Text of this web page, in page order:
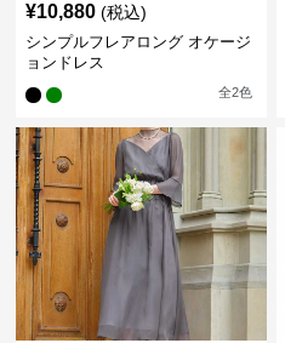
¥10,880 (税込)
シンプルフレアロング オケージ
ョンドレス
全2色